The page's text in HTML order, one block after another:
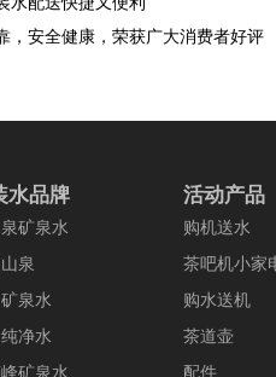
，安全健康，荣获广大消费者好评
水品牌
矿泉水
泉
泉水
净水
矿泉水
活动产品
购机送水
茶吧机小家
购水送机
茶道壶
配件